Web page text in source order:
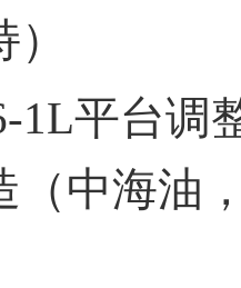
-1L平台调
（中海油